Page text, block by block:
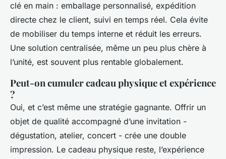
clé en main : emballage personnalisé, expédition
directe chez le client, suivi en temps réel. Cela évite
de mobiliser du temps interne et réduit les erreurs.
Une solution centralisée, même un peu plus chère à
l’unité, est souvent plus rentable globalement.
Peut-on cumuler cadeau physique et expérience
?
Oui, et c’est même une stratégie gagnante. Offrir un
objet de qualité accompagné d’une invitation -
dégustation, atelier, concert - crée une double
impression. Le cadeau physique reste, l’expérience